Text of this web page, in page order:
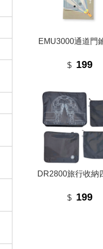
EMU3000通道門
$ 199
DR2800旅行收納
$ 199